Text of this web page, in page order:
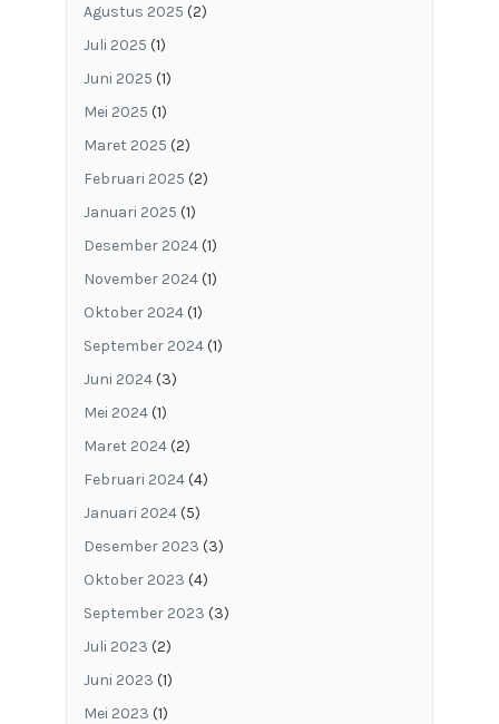
Agustus 2025 (2)
Juli 2025 (1)
Juni 2025 (1)
Mei 2025 (1)
Maret 2025 (2)
Februari 2025 (2)
Januari 2025 (1)
Desember 2024(1)
November 2024(1)
Oktober 2024(1)
September 2024(1)
Juni 2024(3)
Mei 2024(1)
Maret 2024(2)
Februari 2024(4)
Januari 2024(5)
Desember 2023 (3)
Oktober 2023 (4)
September 2023 (3)
Juli 2023 (2)
Juni 2023 (1)
Mei 2023 (1)